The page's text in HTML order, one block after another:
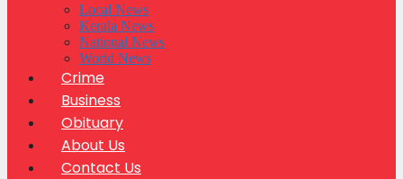
Local News
Kerala News
National News
World News
Crime
Business
Obituary
About Us
Contact Us